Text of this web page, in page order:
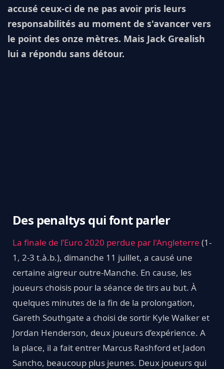
accusé ceux-ci de ne pas avoir pris leurs
responsabilités au moment de s'avancer vers
le point des onze mètres. Mais Jack Grealish
lui a répondu sans détour.
Des penaltys qui font parler
La finale de l’Euro 2020 perdue par l'Angleterre (1-
1, 2-3 t.à.b.), dimanche 11 juillet, a causé une
certaine aigreur outre-Manche. En cause, les
joueurs choisis pour la séance de tirs au but. À
quelques minutes de la fin de la prolongation,
Gareth Southgate a choisi de sortir Kyle Walker et
Jordan Henderson, deux joueurs d’expérience. A
la place, il a fait entrer Marcus Rashford et Jadon
Sancho, beaucoup plus jeunes. Deux joueurs qui